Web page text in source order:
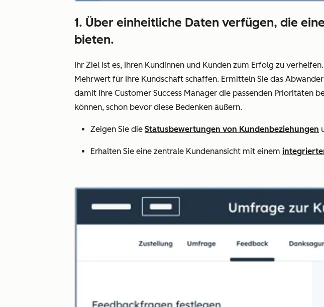
1. Über einheitliche Daten verfügen, die
bieten.
Ihr Ziel ist es, Ihren Kundinnen und Kunden zum Erfolg zu
Mehrwert für Ihre Kundschaft schaffen. Ermitteln Sie das
damit Ihre Customer Success Manager die passenden Prioritäten
können, schon bevor diese Bedenken äußern.
Zeigen Sie die Statusbewertungen von Kundenbeziehungen
Erhalten Sie eine zentrale Kundenansicht mit einem